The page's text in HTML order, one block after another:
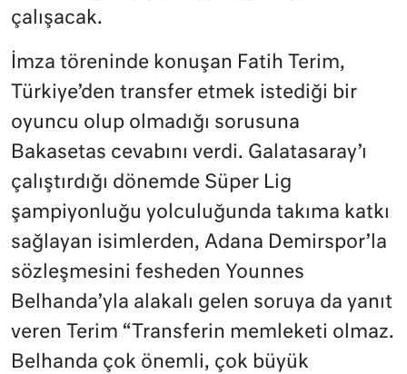
çalışacak.
İmza töreninde konuşan Fatih Terim,
Türkiye’den transfer etmek istediği bir
oyuncu olup olmadığı sorusuna
Bakasetas cevabını verdi. Galatasaray’ı
çalıştırdığı dönemde Süper Lig
şampiyonluğu yolculuğunda takıma katkı
sağlayan isimlerden, Adana Demirspor’la
sözleşmesini fesheden Younnes
Belhanda’yla alakalı gelen soruya da yanıt
veren Terim “Transferin memleketi olmaz.
Belhanda çok önemli, çok büyük